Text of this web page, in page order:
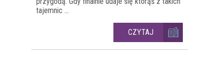
tajemnic ...
CZYTAJ